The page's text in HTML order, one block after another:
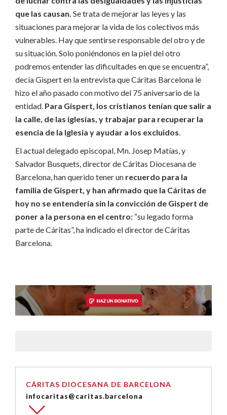
que las causan. Se trata de mejorar las leyes y las
situaciones para mejorar la vida de los colectivos más
vulnerables. Hay que sentirse responsable del otro y de
su situación. Solo poniéndonos en la piel del otro
podremos entender las dificultades en que se encuentra”,
decía Gispert en la entrevista que Cáritas Barcelona le
hizo el año pasado con motivo del 75 aniversario de la
entidad. Para Gispert, los cristianos tenían que salir a
la calle, de las iglesias, y trabajar para recuperar la
esencia de la Iglesia y ayudar a los excluidos.
El actual delegado episcopal, Mn. Josep Matías, y
Salvador Busquets, director de Cáritas Diocesana de
Barcelona, ​​han querido tener un recuerdo para la
familia de Gispert, y han afirmado que la Cáritas de
hoy no se entendería sin la convicción de Gispert de
poner a la persona en el centro: “su legado forma
parte de Cáritas”, ha indicado el director de Cáritas
Barcelona.
CÁRITAS DIOCESANA DE BARCELONA
infocaritas@caritas.barcelona